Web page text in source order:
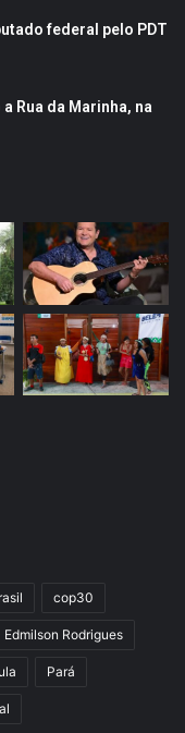
federal pelo PDT
Rua da Marinha, na
cop30
Edmilson Rodrigues
Pará